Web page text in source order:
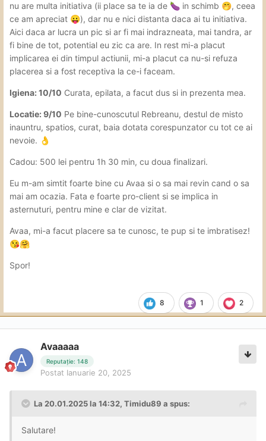
nu are multa initiativa (ii place sa te ia de 🍆 in schimb 🤭, ceea
ce am apreciat 😛), dar nu e nici distanta daca ai tu initiativa.
Aici daca ar lucra un pic si ar fi mai indrazneata, mai tandra, ar
fi bine de tot, potential eu zic ca are. In rest mi-a placut
implicarea ei din timpul actiunii, mi-a placut ca nu-si refuza
placerea si a fost receptiva la ce-i faceam.
Igiena: 10/10 Curata, epilata, a facut dus si in prezenta mea.
Locatie: 9/10 Pe bine-cunoscutul Rebreanu, destul de misto
inauntru, spatios, curat, baia dotata corespunzator cu tot ce ai
nevoie. 👌
Cadou: 500 lei pentru 1h 30 min, cu doua finalizari.
Eu m-am simtit foarte bine cu Avaa si o sa mai revin cand o sa
mai am ocazia. Fata e foarte pro-client si se implica in
asternuturi, pentru mine e clar de vizitat.
Avaa, mi-a facut placere sa te cunosc, te pup si te imbratisez!
😘🤗
Spor!
8 1 2
Avaaaaa
Reputație: 148
Postat Ianuarie 20, 2025
La 20.01.2025 la 14:32, Timidu89 a spus:
Salutare!